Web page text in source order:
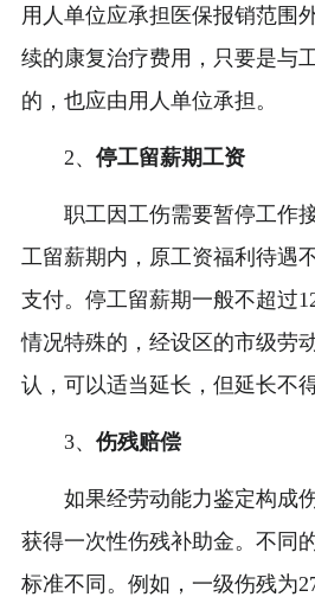
用人单位应承担医保报销范围
续的康复治疗费用，只要是与
的，也应由用人单位承担。
2、 停工留薪期工资
职工因工伤需要暂停工作
工留薪期内，原工资福利待遇
支付。停工留薪期一般不超过
情况特殊的，经设区的市级劳
认，可以适当延长，但延长不
3、 伤残赔偿
如果经劳动能力鉴定构成
获得一次性伤残补助金。不同
标准不同。例如，一级伤残为